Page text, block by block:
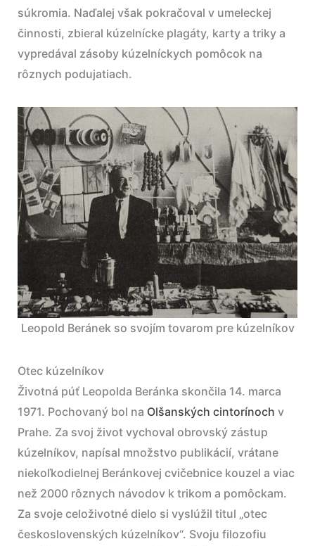
súkromia. Naďalej však pokračoval v umeleckej
činnosti, zbieral kúzelnícke plagáty, karty a triky a
vypredával zásoby kúzelníckych pomôcok na
rôznych podujatiach.
Leopold Beránek so svojím tovarom pre kúzelníkov
Otec kúzelníkov
Životná púť Leopolda Beránka skončila 14. marca
1971. Pochovaný bol na Olšanských cintorínoch v
Prahe. Za svoj život vychoval obrovský zástup
kúzelníkov, napísal množstvo publikácií, vrátane
niekoľkodielnej Beránkovej cvičebnice kouzel a viac
než 2000 rôznych návodov k trikom a pomôckam.
Za svoje celoživotné dielo si vyslúžil titul „otec
československých kúzelníkov“. Svoju filozofiu